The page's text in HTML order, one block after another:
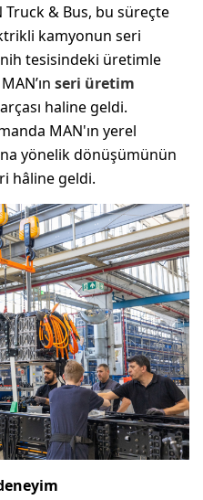
Truck & Bus, bu süreçte
kamyonun seri
tesisindeki üretimle
seri üretim
haline geldi.
MAN'ın yerel
yönelik dönüşümünün
hâline geldi.